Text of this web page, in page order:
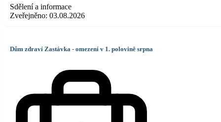
Sdělení a informace
Zveřejněno: 03.08.2026
Dům zdraví Zastávka - omezení v 1. polovině srpna